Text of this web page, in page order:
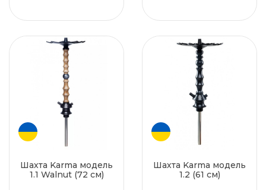
Шахта Karma модель
1.1 Walnut (72 см)
Шахта Karma модель
1.2 (61 см)